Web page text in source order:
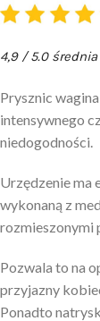
4,9 / 5.0
Prysznic
intensywnego
niedogodności.
Urzędzenie ma
wykonaną z
rozmieszonymi
Pozwala to na
przyjazny
Ponadto